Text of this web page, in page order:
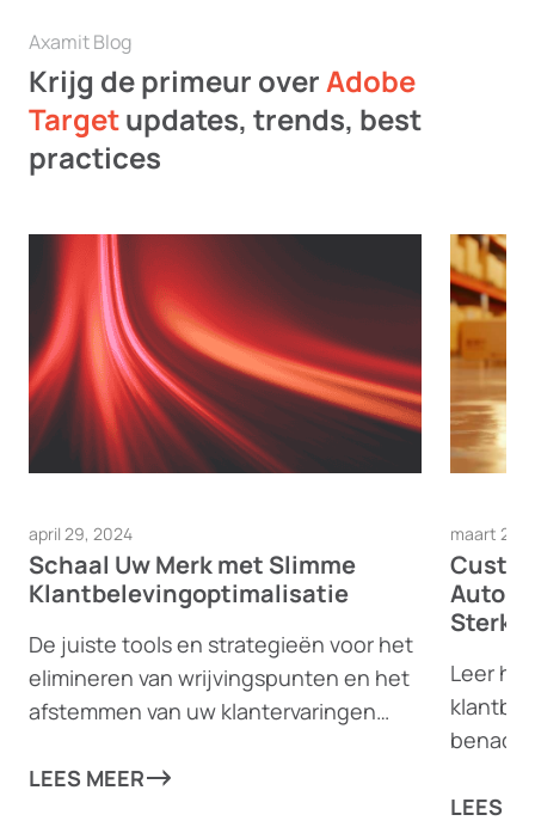
Axamit Blog
Krijg de primeur overAdobe
Targetupdates, trends, best
practices
april 29, 2024
Schaal Uw Merk met Slimme
Klantbelevingoptimalisatie
De juiste tools en strategieën voor het
elimineren van wrijvingspunten en het
afstemmen van uw klantervaringen
hoogten brengen!
LEES MEER
maart 28,
Leer
LEES